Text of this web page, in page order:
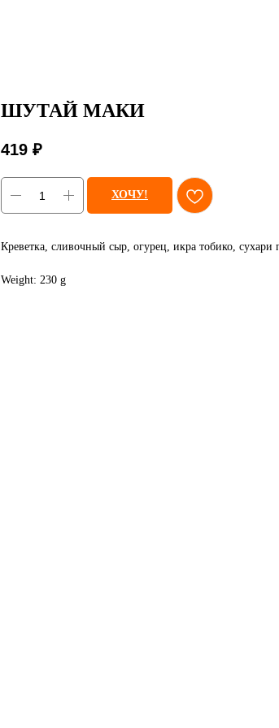
ШУТАЙ МАКИ
419 ₽
ХОЧУ!
Креветка, сливочный сыр, огурец, икра тобико, сухари
Weight: 230 g